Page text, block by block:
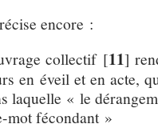
encore :
collectif[11]
en éveil et en acte,
laquelle « le
mot fécondant »